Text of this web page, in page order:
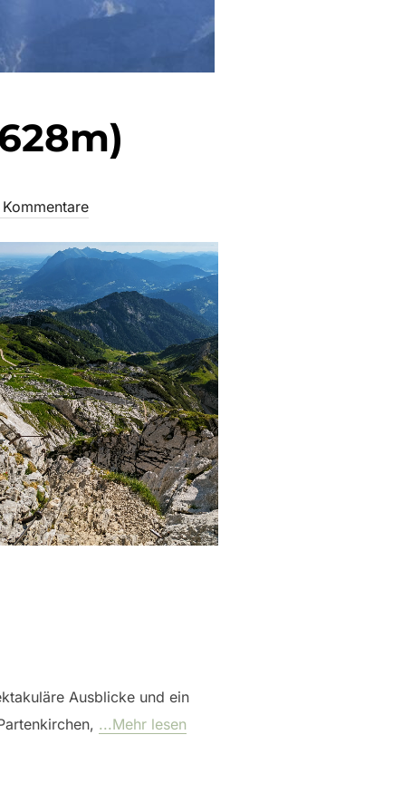
Kommentare
Ausblicke und ein
...Mehr lesen